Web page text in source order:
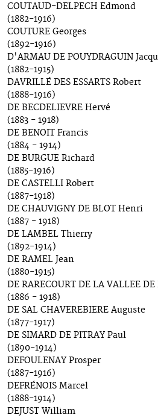
COUTAUD-DELPECH Edmond
(1882-1916)
COUTURE Georges
(1892-1916)
D'ARMAU DE POUYDRAGUIN
(1882-1915)
DAVRILLÉ DES ESSARTS Robert
(1888-1916)
DE BECDELIEVRE Hervé
(1883 - 1918)
DE BENOIT Francis
(1884 - 1914)
DE BURGUE Richard
(1885-1916)
DE CASTELLI Robert
(1887-1918)
DE CHAUVIGNY DE BLOT Henri
(1887 - 1918)
DE LAMBEL Thierry
(1892-1914)
DE RAMEL Jean
(1880-1915)
DE RARECOURT DE LA VALLEE
(1886 - 1918)
DE SAL CHAVEREBIERE Auguste
(1877-1917)
DE SIMARD DE PITRAY Paul
(1890-1914)
DEFOULENAY Prosper
(1887-1916)
DEFRÉNOIS Marcel
(1888-1914)
DEJUST William